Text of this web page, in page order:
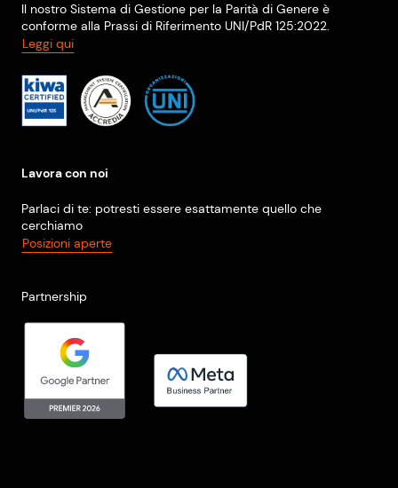
Il nostro Sistema di Gestione per la Parità di Genere è
conforme alla Prassi di Riferimento UNI/PdR 125:2022.
Leggi qui
Lavora con noi
Parlaci di te: potresti essere esattamente quello che
cerchiamo
Posizioni aperte
Partnership